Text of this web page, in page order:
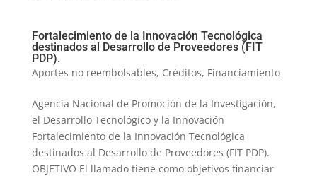
Fortalecimiento de la Innovación Tecnológica
destinados al Desarrollo de Proveedores (FIT
PDP).
Aportes no reembolsables, Créditos, Financiamiento
Agencia Nacional de Promoción de la Investigación,
el Desarrollo Tecnológico y la Innovación
Fortalecimiento de la Innovación Tecnológica
destinados al Desarrollo de Proveedores (FIT PDP).
OBJETIVO El llamado tiene como objetivos financiar